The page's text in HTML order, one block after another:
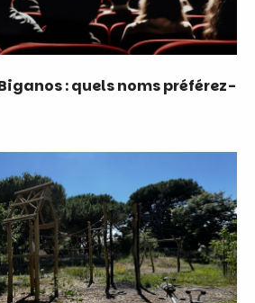
: quels noms préférez-